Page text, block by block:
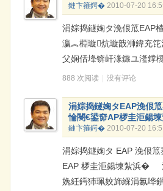
鏈卞箍鍔� 2010-07-20
涓婃捣鐩婅タ浼佷笟EAP
瀛︽棩璇炕璇戠浉鍏充
父娴佸埄锛屽湪鏃ユ湰鐣
888 次阅读 没有评论
涓婃捣鐩婅タEAP浼佷
惀閿€鍙奅AP椤圭洰鍚
鏈卞箍鍔� 2010-07-20
涓婃捣鐩婅タ EAP 浼佷
EAP 椤圭洰鍚堜紮浜�
婏紝鍔犻珮姣斾緥涓氱